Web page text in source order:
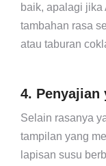
baik, apalagi jika
tambahan rasa
atau taburan
4. Penyajian
Selain rasanya
tampilan yang
lapisan susu